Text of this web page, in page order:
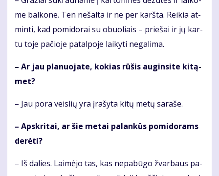
me bal­ko­ne. Ten ne­šal­ta ir ne­ per­ karš­ta. Rei­kia at­
min­ti, kad po­mi­do­rai su obuo­liais – prie­šai ir jų kar­
tu to­je pa­čio­je pa­tal­po­je lai­ky­ti ne­ga­li­ma.
– Ar jau pla­nuo­ja­te, ko­kias rū­šis au­gin­si­te ki­tą­
met?
– Jau po­ra veis­lių yra įra­šy­ta ki­tų me­tų sa­ra­še.
– Ap­skri­tai, ar šie me­tai pa­lan­kūs po­mi­do­rams
de­rė­ti?
– Iš da­lies. Lai­mė­jo tas, kas ne­pa­bū­go žvar­baus pa­